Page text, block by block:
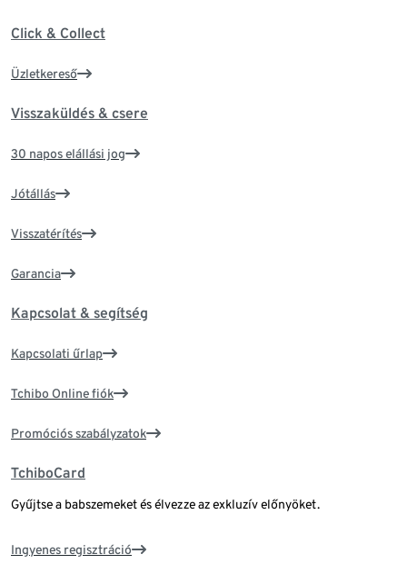
Click & Collect
Üzletkereső
Visszaküldés & csere
30 napos elállási jog
Jótállás
Visszatérítés
Garancia
Kapcsolat & segítség
Kapcsolati űrlap
Tchibo Online fiók
Promóciós szabályzatok
TchiboCard
Gyűjtse a babszemeket és élvezze az exkluzív előnyöket.
Ingyenes regisztráció